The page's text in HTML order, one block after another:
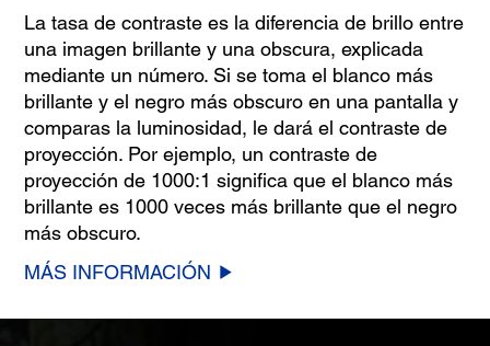
La tasa de contraste es la diferencia de brillo entre
una imagen brillante y una obscura, explicada
mediante un número. Si se toma el blanco más
brillante y el negro más obscuro en una pantalla y
comparas la luminosidad, le dará el contraste de
proyección. Por ejemplo, un contraste de
proyección de 1000:1 significa que el blanco más
brillante es 1000 veces más brillante que el negro
más obscuro.
MÁS INFORMACIÓN